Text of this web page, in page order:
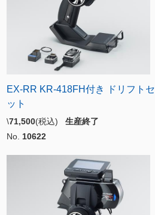
EX-RR KR-418FH付き ドリフトセ
ット
\71,500(税込) 生産終了
No. 10622